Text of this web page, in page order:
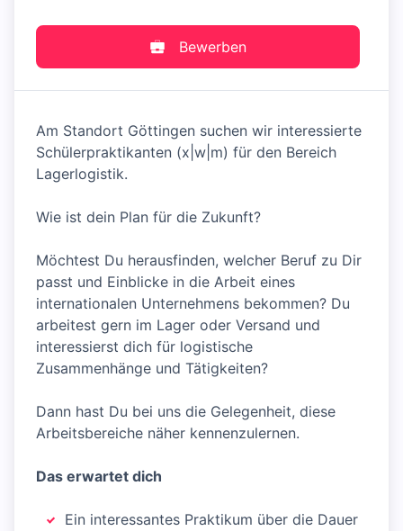
Bewerben
Am Standort Göttingen suchen wir interessierte
Schülerpraktikanten (x|w|m) für den Bereich
Lagerlogistik.
Wie ist dein Plan für die Zukunft?
Möchtest Du herausfinden, welcher Beruf zu Dir
passt und Einblicke in die Arbeit eines
internationalen Unternehmens bekommen? Du
arbeitest gern im Lager oder Versand und
interessierst dich für logistische
Zusammenhänge und Tätigkeiten?
Dann hast Du bei uns die Gelegenheit, diese
Arbeitsbereiche näher kennenzulernen.
Das erwartet dich
Ein interessantes Praktikum über die Dauer